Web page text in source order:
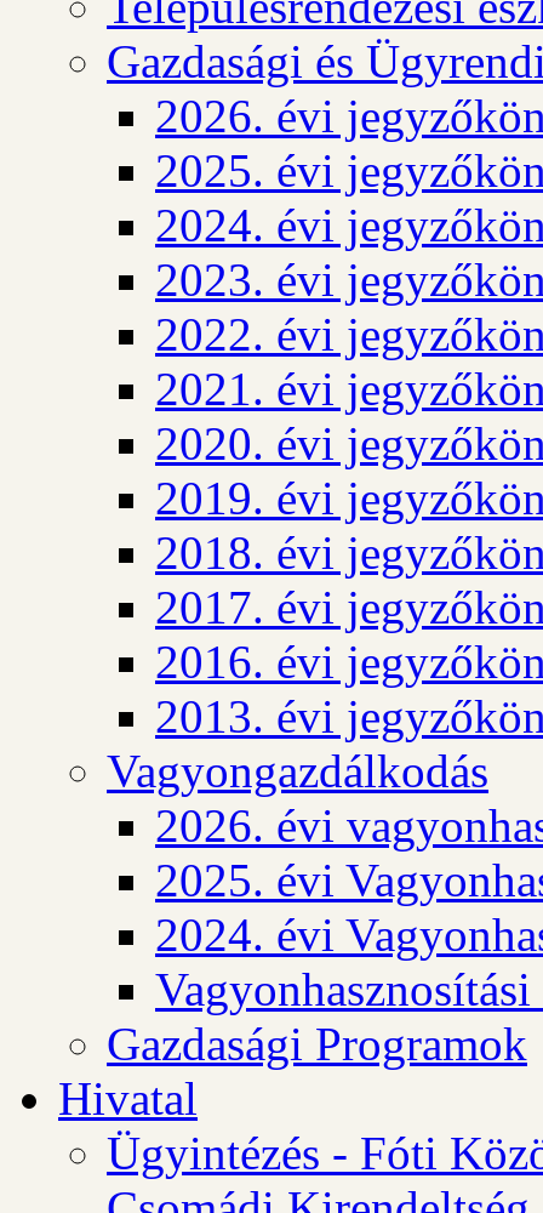
Gazdasági és
2026. évi
2025. évi
2024. évi
2023. évi
2022. évi
2021. évi
2020. évi
2019. évi
2018. évi
2017. évi
2016. évi
2013. évi
Vagyongazdálkodás
2026. évi
2025. évi
2024. évi
Gazdasági Programok
Hivatal
Ügyintézés - Fóti